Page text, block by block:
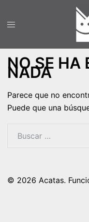
NO SE HA
NADA
Parece que no
Puede que una
© 2026 Acatas.